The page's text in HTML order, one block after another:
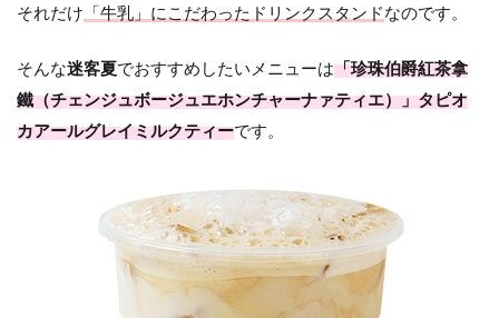
それだけ 「牛乳」にこだわったドリンクスタンドなのです。
そんな迷客夏でおすすめしたいメニューは「珍珠伯爵紅茶拿
鐵（チェンジュボージュエホンチャーナァティエ）」タピオ
カアールグレイミルクティーです。